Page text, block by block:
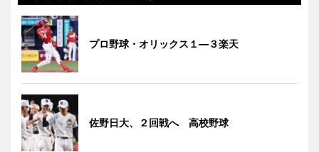
プロ野球・オリックス１―３楽天
佐野日大、２回戦へ 高校野球